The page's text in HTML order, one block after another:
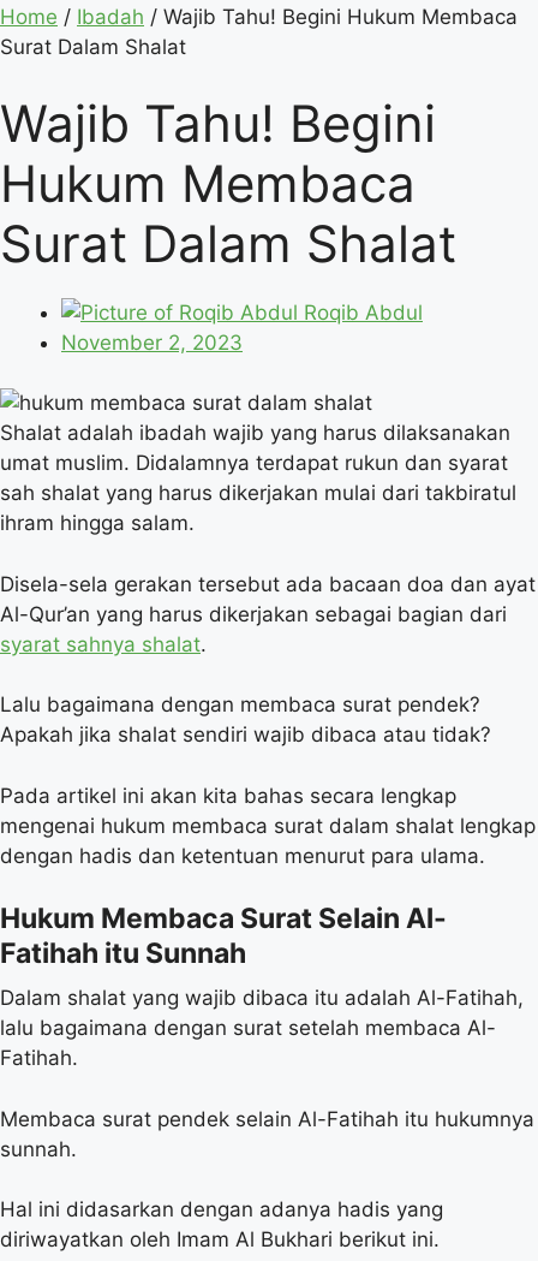
Home / Ibadah / Wajib Tahu! Begini Hukum Membaca
Surat Dalam Shalat
Wajib Tahu! Begini
Hukum Membaca
Surat Dalam Shalat
Roqib Abdul
November 2, 2023
Shalat adalah ibadah wajib yang harus dilaksanakan
umat muslim. Didalamnya terdapat rukun dan syarat
sah shalat yang harus dikerjakan mulai dari takbiratul
ihram hingga salam.
Disela-sela gerakan tersebut ada bacaan doa dan ayat
Al-Qur’an yang harus dikerjakan sebagai bagian dari
syarat sahnya shalat.
Lalu bagaimana dengan membaca surat pendek?
Apakah jika shalat sendiri wajib dibaca atau tidak?
Pada artikel ini akan kita bahas secara lengkap
mengenai hukum membaca surat dalam shalat lengkap
dengan hadis dan ketentuan menurut para ulama.
Hukum Membaca Surat Selain Al-
Fatihah itu Sunnah
Dalam shalat yang wajib dibaca itu adalah Al-Fatihah,
lalu bagaimana dengan surat setelah membaca Al-
Fatihah.
Membaca surat pendek selain Al-Fatihah itu hukumnya
sunnah.
Hal ini didasarkan dengan adanya hadis yang
diriwayatkan oleh Imam Al Bukhari berikut ini.